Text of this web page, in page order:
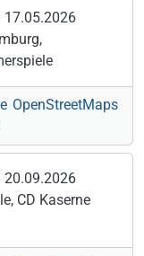
17.05.2026
OpenStreetMaps
20.09.2026
CD Kaserne